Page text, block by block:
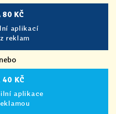
80 KČ
aplikací
reklam
nebo
40 KČ
aplikace